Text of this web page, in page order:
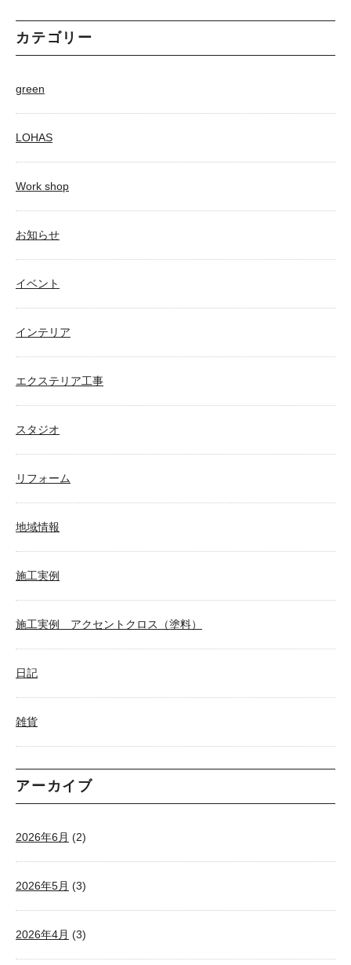
カテゴリー
green
LOHAS
Work shop
お知らせ
イベント
インテリア
エクステリア工事
スタジオ
リフォーム
地域情報
施工実例
施工実例 アクセントクロス（塗料）
日記
雑貨
アーカイブ
2026年6月 (2)
2026年5月 (3)
2026年4月 (3)